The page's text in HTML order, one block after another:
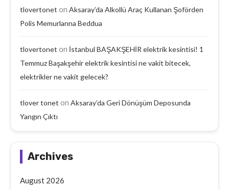
tlovertonet on Aksaray’da Alkollü Araç Kullanan Şoförden
Polis Memurlarına Beddua
tlovertonet on İstanbul BAŞAKŞEHİR elektrik kesintisi! 1
Temmuz Başakşehir elektrik kesintisi ne vakit bitecek,
elektrikler ne vakit gelecek?
tlover tonet on Aksaray’da Geri Dönüşüm Deposunda
Yangın Çıktı
Archives
August 2026